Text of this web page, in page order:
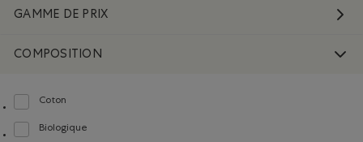
GAMME DE PRIX
COMPOSITION
Coton
Classer selon Composition : Coton(Cotton)
Biologique
Classer selon Composition : FibresDeCotonBiologique(OrganicCottonFibres)